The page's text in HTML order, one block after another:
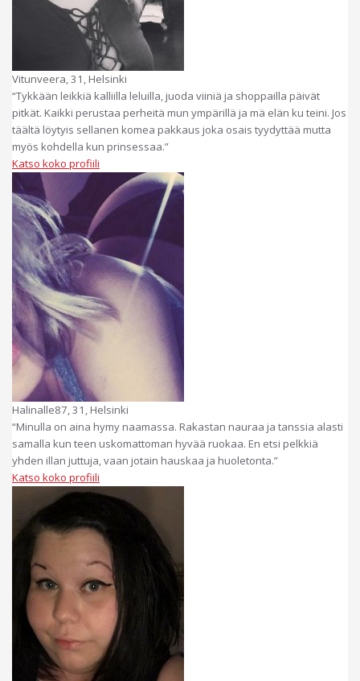
Vitunveera, 31, Helsinki
“Tykkään leikkiä kalliilla leluilla, juoda viiniä ja shoppailla päivät
pitkät. Kaikki perustaa perheitä mun ympärillä ja mä elän ku teini. Jos
täältä löytyis sellanen komea pakkaus joka osais tyydyttää mutta
myös kohdella kun prinsessaa.”
Katso koko profiili
Halinalle87, 31, Helsinki
“Minulla on aina hymy naamassa. Rakastan nauraa ja tanssia alasti
samalla kun teen uskomattoman hyvää ruokaa. En etsi pelkkiä
yhden illan juttuja, vaan jotain hauskaa ja huoletonta.”
Katso koko profiili